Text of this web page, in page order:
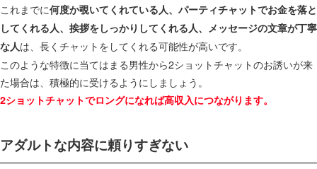
これまでに何度か覗いてくれている人、パーティチャットでお金を落と
してくれる人、挨拶をしっかりしてくれる人、メッセージの文章が丁寧
な人は、長くチャットをしてくれる可能性が高いです。
このような特徴に当てはまる男性から2ショットチャットのお誘いが来
た場合は、積極的に受けるようにしましょう。
2ショットチャットでロングになれば高収入につながります。
アダルトな内容に頼りすぎない